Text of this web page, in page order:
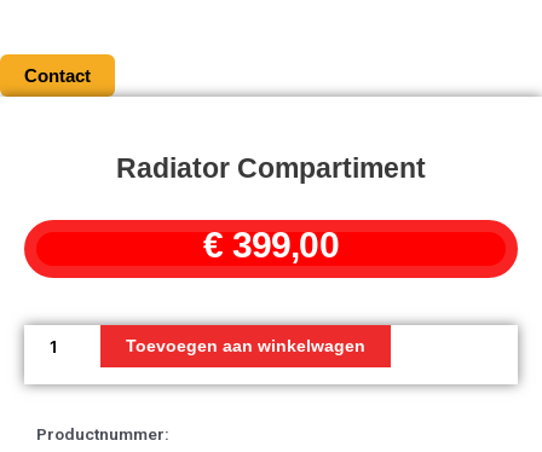
Contact
Radiator Compartiment
€399,00
Radiator
compartimentToevoegen aan winkelwagen
Productnummer: